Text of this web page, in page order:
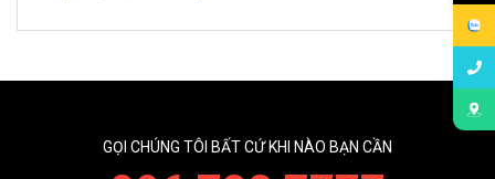
GỌI CHÚNG TÔI BẤT CỨ KHI NÀO BẠN CẦN